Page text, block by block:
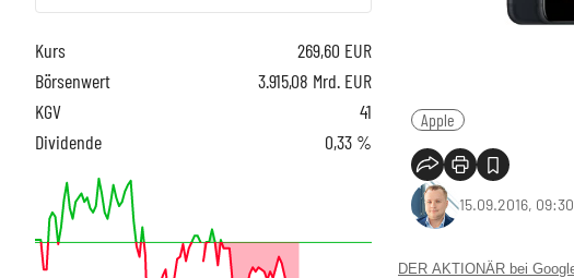
Apple
15.09.2016, 09:30
DER AKTIONÄR bei
Kurs 269,60 EUR
Börsenwert
3.915,08 Mrd. EUR
KGV
41
Dividende
0,33 %